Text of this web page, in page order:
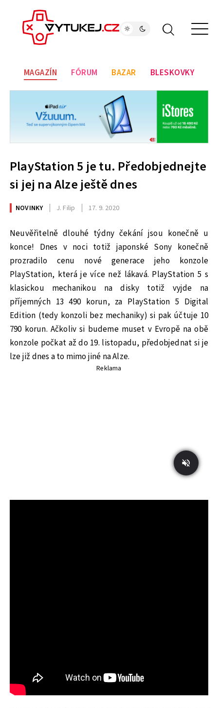
MAGAZÍN FÓRUM BAZAR BLESKOVKY
PlayStation 5 je tu. Předobjednejte
si jej na Alze ještě dnes
NOVINKY J. Filip 17. 9. 2020
Neuvěřitelně dlouhé týdny čekání jsou konečně u
konce! Dnes v noci totiž japonské Sony konečně
prozradilo cenu nové generace jeho konzole
PlayStation, která je více než lákavá. PlayStation 5 s
klasickou mechanikou na disky totiž vyjde na
příjemných 13 490 korun, za PlayStation 5 Digital
Edition (tedy konzoli bez mechaniky) si pak účtuje 10
790 korun. Ačkoliv si budeme muset v Evropě na obě
konzole počkat až do 19. listopadu, předobjednat si je
lze již dnes a to mimo jiné na Alze.
Reklama